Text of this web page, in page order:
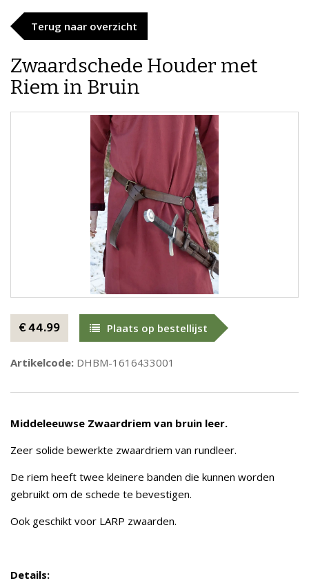
Terug naar overzicht
Zwaardschede Houder met
Riem in Bruin
€ 44.99 Plaats op bestellijst
Artikelcode: DHBM-1616433001
Middeleeuwse Zwaardriem van bruin leer.
Zeer solide bewerkte zwaardriem van rundleer.
De riem heeft twee kleinere banden die kunnen worden
gebruikt om de schede te bevestigen.
Ook geschikt voor LARP zwaarden.
Details: